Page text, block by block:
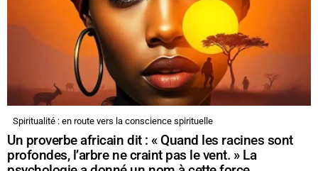
Spiritualité : en route vers la conscience spirituelle
Un proverbe africain dit : « Quand les racines sont
profondes, l’arbre ne craint pas le vent. » La